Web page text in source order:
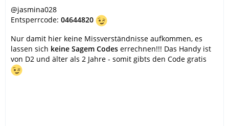
@jasmina028
Entsperrcode: 04644820
Nur damit hier keine Missverständnisse aufkommen, es
lassen sich keine Sagem Codes errechnen!!! Das Handy ist
von D2 und älter als 2 Jahre - somit gibts den Code gratis